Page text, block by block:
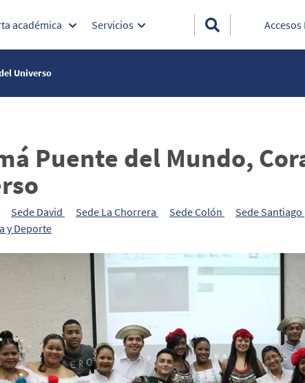
académica Servicios
Universo
Puente del Mundo,
Sede David Sede La Chorrera Sede Colón Sede Santiago
y Deporte